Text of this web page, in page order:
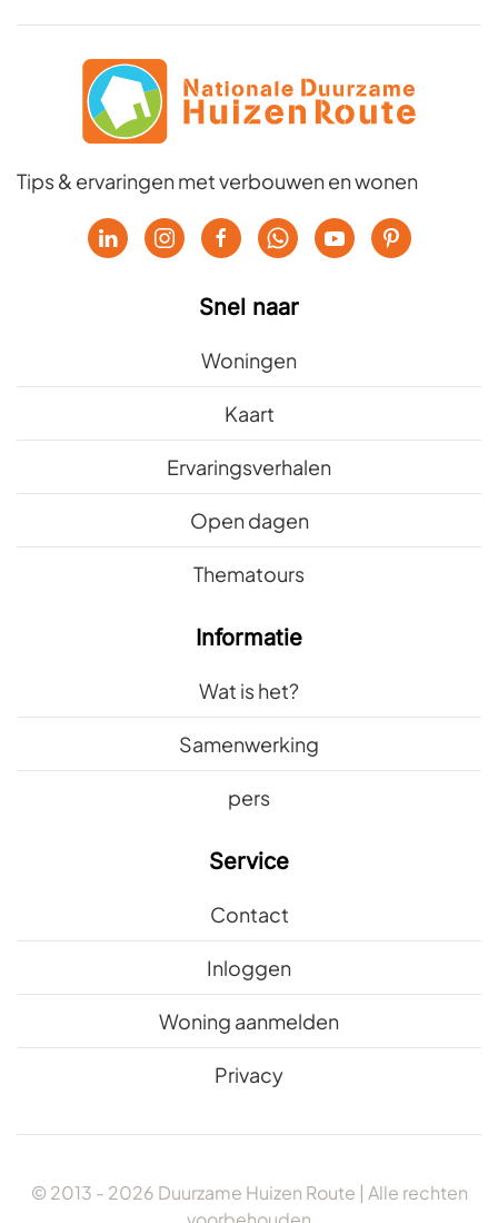
Tips & ervaringen met verbouwen en wonen
Snel naar
Woningen
Kaart
Ervaringsverhalen
Open dagen
Thematours
Informatie
Wat is het?
Samenwerking
pers
Service
Contact
Inloggen
Woning aanmelden
Privacy
© 2013 - 2026 Duurzame Huizen Route | Alle rechten